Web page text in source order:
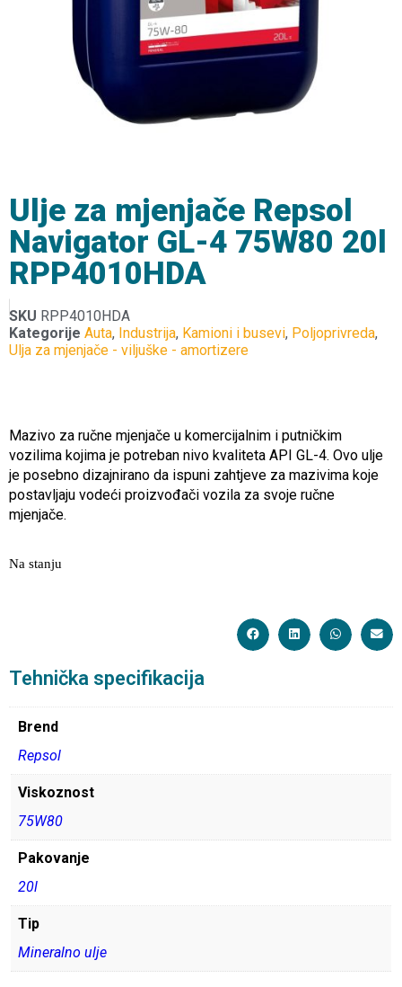
Ulje za mjenjače Repsol
Navigator GL-4 75W80 20l
RPP4010HDA
SKU RPP4010HDA
Kategorije Auta, Industrija, Kamioni i busevi, Poljoprivreda,
Ulja za mjenjače - viljuške - amortizere
Mazivo za ručne mjenjače u komercijalnim i putničkim
vozilima kojima je potreban nivo kvaliteta API GL-4. Ovo ulje
je posebno dizajnirano da ispuni zahtjeve za mazivima koje
postavljaju vodeći proizvođači vozila za svoje ručne
mjenjače.
Na stanju
Tehnička specifikacija
Brend
Repsol
Viskoznost
75W80
Pakovanje
20l
Tip
Mineralno ulje